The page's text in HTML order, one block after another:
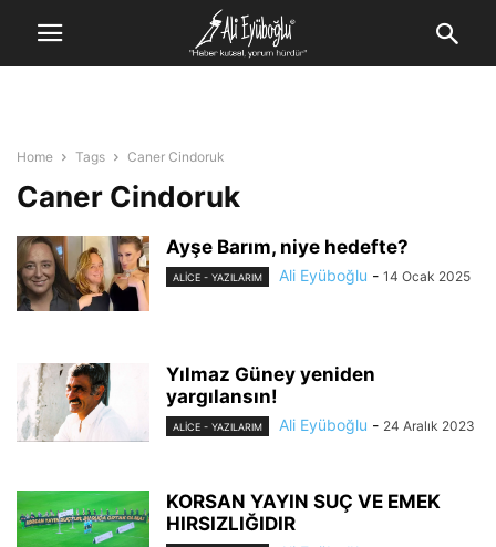
Home Tags Caner Cindoruk
Caner Cindoruk
Ayşe Barım, niye hedefte?
ALİCE - YAZILARIM Ali Eyüboğlu - 14 Ocak 2025
Yılmaz Güney yeniden
yargılansın!
ALİCE - YAZILARIM Ali Eyüboğlu - 24 Aralık 2023
KORSAN YAYIN SUÇ VE EMEK
HIRSIZLIĞIDIR